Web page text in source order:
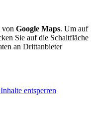
von Google Maps. Um auf
Sie auf die Schaltfläche
an Drittanbieter
entsperren